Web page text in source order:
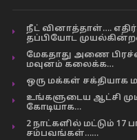
நீட் வினாத்தாள்….
தப்பியோட
மேகதாது அணை
மவுனம் கலைக்க…
ஒரு மக்கள் சக்தியாக
உங்களுடைய ஆட்சி
கோடியாக…
2 நாட்களில் மட்டும்
சம்பவங்கள்……